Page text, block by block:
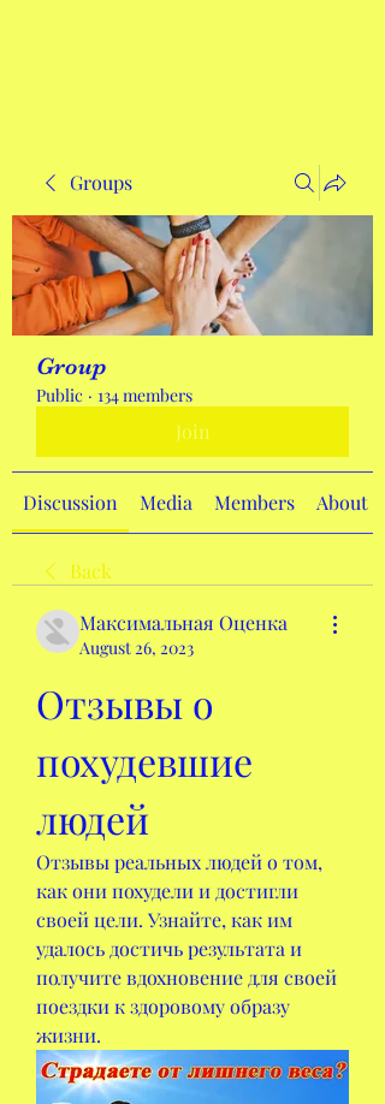
Groups
Group
Public · 134 members
Join
Discussion Media Members About
Back
Максимальная Оценка
August 26, 2023
Отзывы о
похудевшие
людей
Отзывы реальных людей о том,
как они похудели и достигли
своей цели. Узнайте, как им
удалось достичь результата и
получите вдохновение для своей
поездки к здоровому образу
жизни.